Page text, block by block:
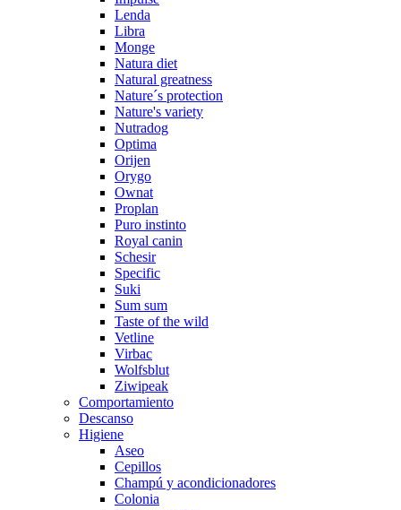
Lenda
Libra
Monge
Natura diet
Natural greatness
Nature´s protection
Nature's variety
Nutradog
Optima
Orijen
Orygo
Ownat
Proplan
Puro instinto
Royal canin
Schesir
Specific
Suki
Sum sum
Taste of the wild
Vetline
Virbac
Wolfsblut
Ziwipeak
Comportamiento
Descanso
Higiene
Aseo
Cepillos
Champú y acondicionadores
Colonia